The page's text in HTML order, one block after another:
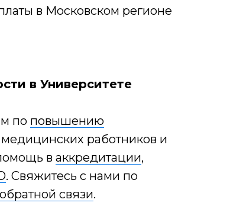
в Московском регионе
в Университете
по повышению
медицинских работников и
в аккредитации,
. Свяжитесь с нами по
связи.